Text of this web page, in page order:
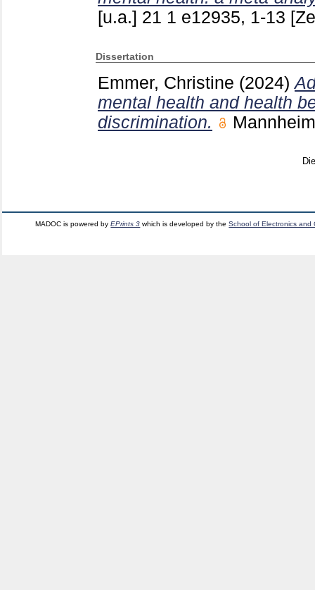
[u.a.] 21 1 e12935, 1-13
Dissertation
Emmer, Christine (2024)
mental health and health
discrimination.
MADOC is powered byEPrints 3 which is developed by theSchool of Electronics and